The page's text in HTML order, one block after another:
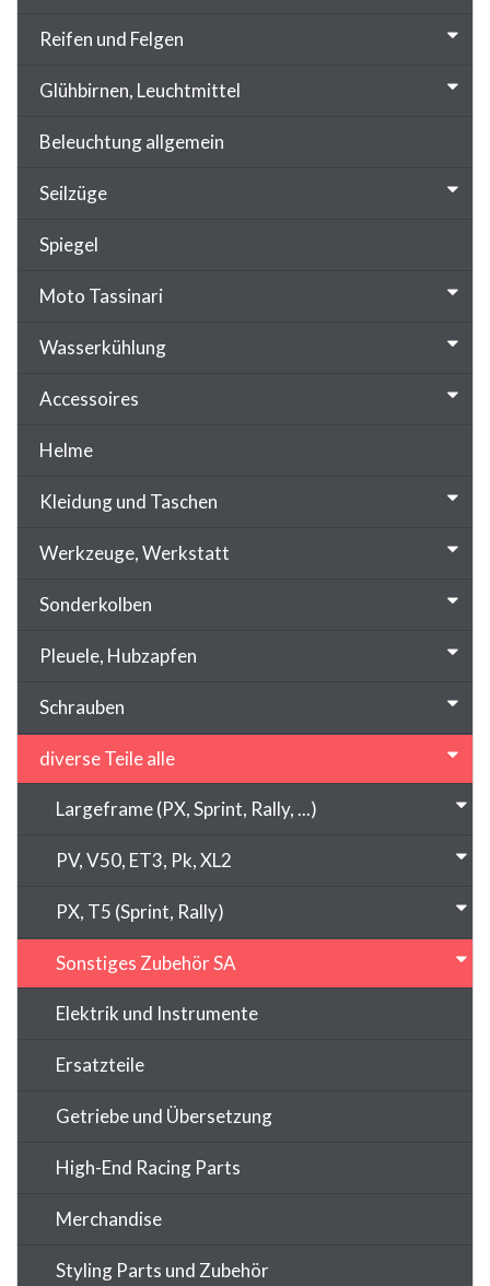
Reifen und Felgen
Glühbirnen, Leuchtmittel
Beleuchtung allgemein
Seilzüge
Spiegel
Moto Tassinari
Wasserkühlung
Accessoires
Helme
Kleidung und Taschen
Werkzeuge, Werkstatt
Sonderkolben
Pleuele, Hubzapfen
Schrauben
diverse Teile alle
Largeframe (PX, Sprint, Rally, ...)
PV, V50, ET3, Pk, XL2
PX, T5 (Sprint, Rally)
Sonstiges Zubehör SA
Elektrik und Instrumente
Ersatzteile
Getriebe und Übersetzung
High-End Racing Parts
Merchandise
Styling Parts und Zubehör